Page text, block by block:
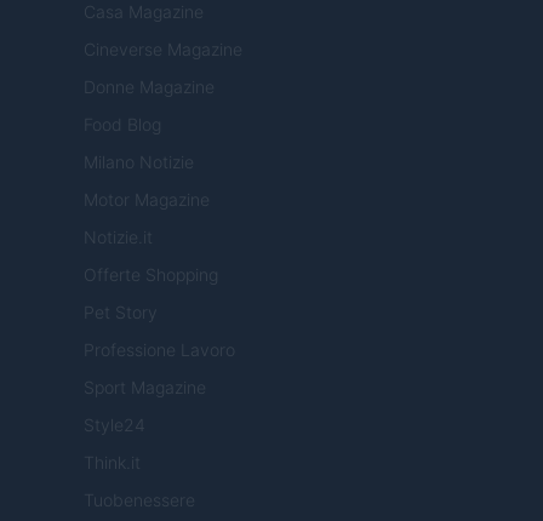
Casa Magazine
Cineverse Magazine
Donne Magazine
Food Blog
Milano Notizie
Motor Magazine
Notizie.it
Offerte Shopping
Pet Story
Professione Lavoro
Sport Magazine
Style24
Think.it
Tuobenessere